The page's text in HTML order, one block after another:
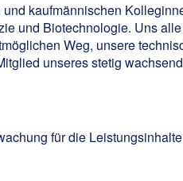
kaufmännischen
und Biotechnologie. Uns
Weg, unsere
unseres stetig
für die